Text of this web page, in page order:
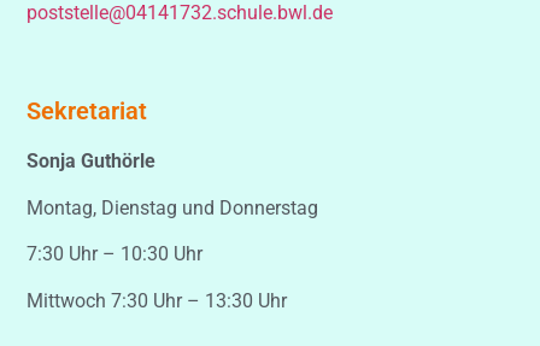
poststelle@04141732.schule.bwl.de
Sekretariat
Sonja Guthörle
Montag, Dienstag und Donnerstag
7:30 Uhr – 10:30 Uhr
Mittwoch 7:30 Uhr – 13:30 Uhr